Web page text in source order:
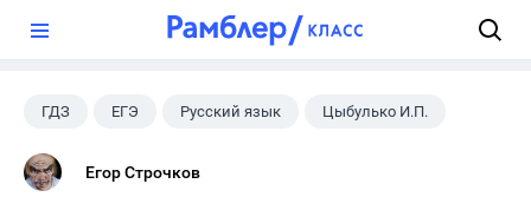
ГДЗ ЕГЭ Русский язык Цыбулько И.П.
Егор Строчков